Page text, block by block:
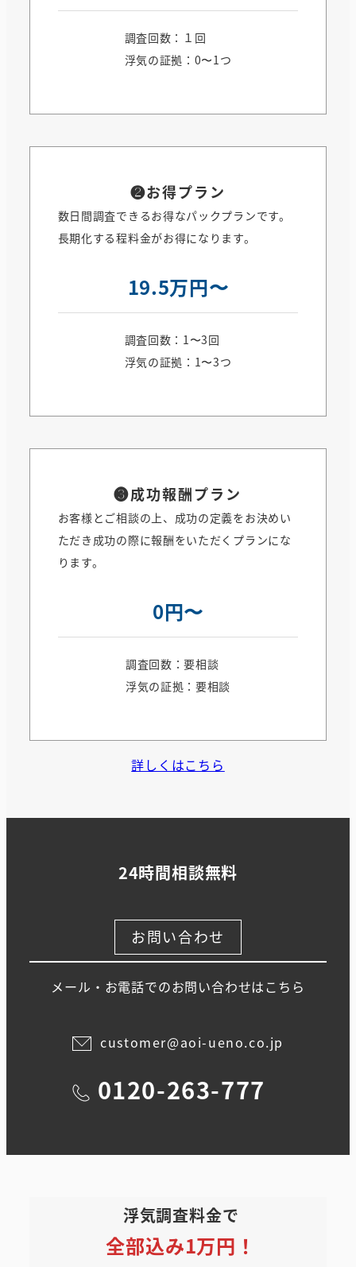
調査回数：１回
浮気の証拠：0〜1つ
❷お得プラン
19.5万円〜
数日間調査できるお得なパックプランです。
長期化する程料金がお得になります。
調査回数：1〜3回
浮気の証拠：1〜3つ
❸成功報酬プラン
0円〜
お客様とご相談の上、成功の定義をお決めい
ただき成功の際に報酬をいただくプランにな
ります。
調査回数：要相談
浮気の証拠：要相談
詳しくはこちら
24時間相談無料
お問い合わせ
メール・お電話でのお問い合わせはこちら
customer@aoi-ueno.co.jp
0120-263-777
浮気調査料金で
全部込み1万円！